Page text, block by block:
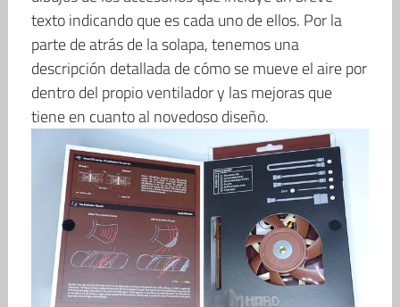
texto indicando que es cada uno de ellos. Por la
parte de atrás de la solapa, tenemos una
descripción detallada de cómo se mueve el aire por
dentro del propio ventilador y las mejoras que
tiene en cuanto al novedoso diseño.